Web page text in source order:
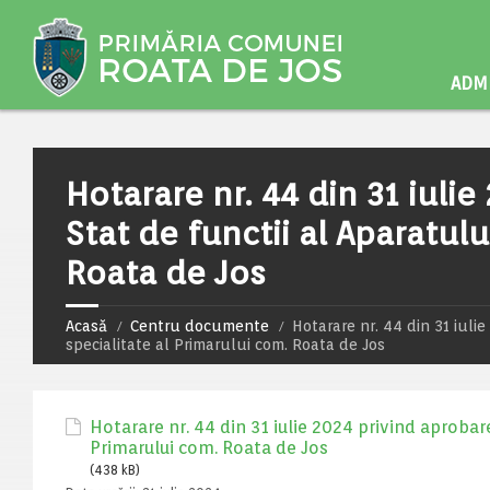
Hotarare nr. 44 din 31
Stat de functii al
Roata de Jos
Acasă Centru documente
Hotarare nr. 44 din 31
specialitate al Primarului com. Roata de Jos
Hotarare nr. 44 din 31 iulie 2024 privind
Primarului com. Roata de Jos
(438 kB)